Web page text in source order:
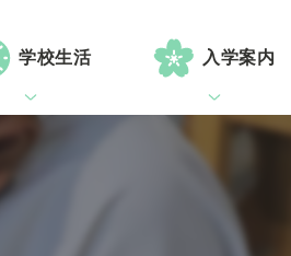
学校生活 入学案内